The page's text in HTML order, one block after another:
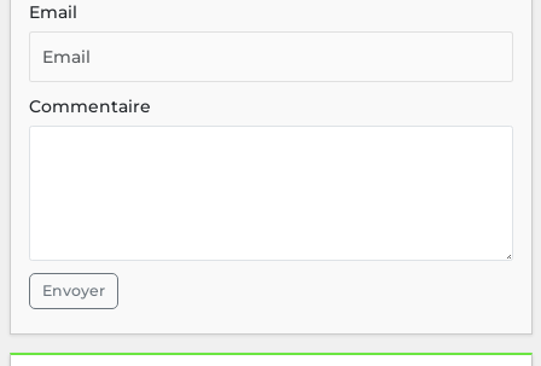
Email
Commentaire
Envoyer